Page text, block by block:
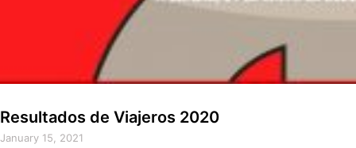
Resultados de Viajeros 2020
January 15, 2021